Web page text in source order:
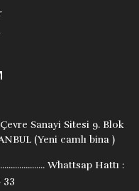
Sanayi Sitesi 9. Blok
(Yeni camlı bina )
Whattsap Hattı :
33